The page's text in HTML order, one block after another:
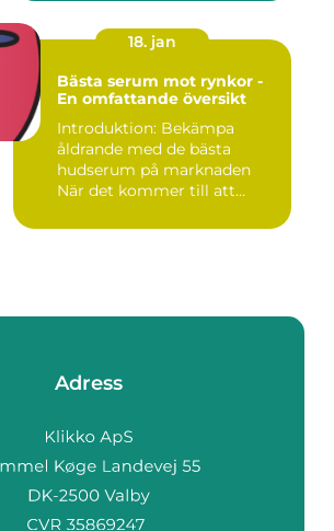
18. jan
Bästa serum mot rynkor -
En omfattande översikt
Introduktion: Bekämpa
åldrande med de bästa
hudserum på marknaden
När det kommer till att
Adress